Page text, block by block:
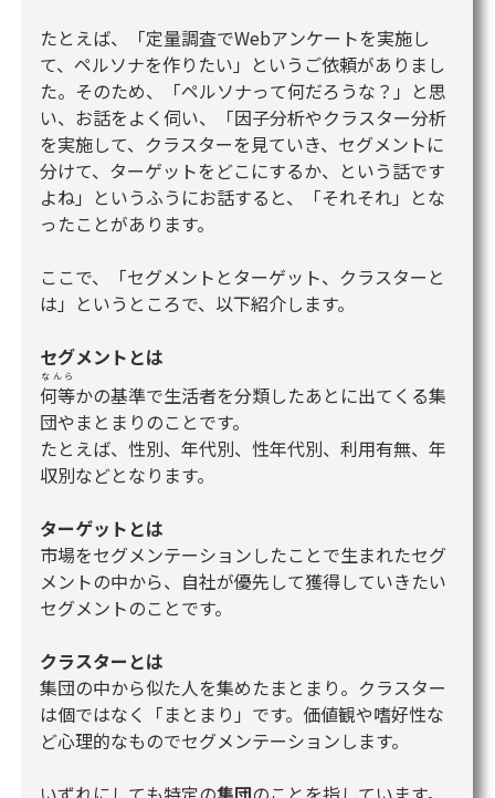
たとえば、「定量調査でWebアンケートを実施し
て、ペルソナを作りたい」というご依頼がありまし
た。そのため、「ペルソナって何だろうな？」と思
い、お話をよく伺い、「因子分析やクラスター分析
を実施して、クラスターを見ていき、セグメントに
分けて、ターゲットをどこにするか、という話です
よね」というふうにお話すると、「それそれ」とな
ったことがあります。
ここで、「セグメントとターゲット、クラスターと
は」というところで、以下紹介します。
セグメントとは
何等
なんら
かの基準で生活者を分類したあとに出てくる集
団やまとまりのことです。
たとえば、性別、年代別、性年代別、利用有無、年
収別などとなります。
ターゲットとは
市場をセグメンテーションしたことで生まれたセグ
メントの中から、自社が優先して獲得していきたい
セグメントのことです。
クラスターとは
集団の中から似た人を集めたまとまり。クラスター
は個ではなく「まとまり」です。価値観や嗜好性な
ど心理的なものでセグメンテーションします。